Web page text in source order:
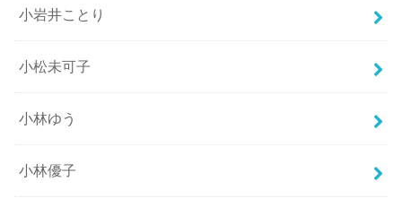
小岩井ことり
小松未可子
小林ゆう
小林優子